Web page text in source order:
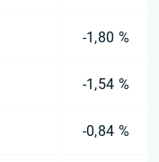
-1,80 %
-1,54 %
-0,84 %